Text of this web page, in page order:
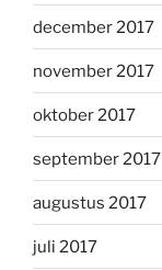
december 2017
november 2017
oktober 2017
september 2017
augustus 2017
juli 2017